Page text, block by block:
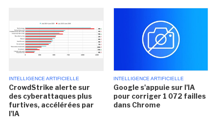
INTELLIGENCE ARTIFICIELLE
CrowdStrike alerte sur
des cyberattaques plus
furtives, accélérées par
l'IA
INTELLIGENCE ARTIFICIELLE
Google s'appuie sur l'IA
pour corriger 1 072 failles
dans Chrome